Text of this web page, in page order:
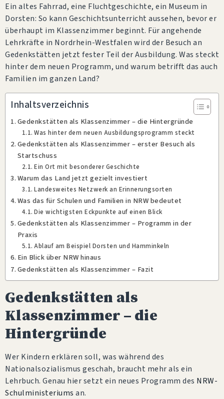
Ein altes Fahrrad, eine Fluchtgeschichte, ein Museum in
Dorsten: So kann Geschichtsunterricht aussehen, bevor er
überhaupt im Klassenzimmer beginnt. Für angehende
Lehrkräfte in Nordrhein-Westfalen wird der Besuch an
Gedenkstätten jetzt fester Teil der Ausbildung. Was steckt
hinter dem neuen Programm, und warum betrifft das auch
Familien im ganzen Land?
Inhaltsverzeichnis
Gedenkstätten als Klassenzimmer – die Hintergründe
Was hinter dem neuen Ausbildungsprogramm steckt
Gedenkstätten als Klassenzimmer – erster Besuch als
Startschuss
Ein Ort mit besonderer Geschichte
Warum das Land jetzt gezielt investiert
Landesweites Netzwerk an Erinnerungsorten
Was das für Schulen und Familien in NRW bedeutet
Die wichtigsten Eckpunkte auf einen Blick
Gedenkstätten als Klassenzimmer – Programm in der
Praxis
Ablauf am Beispiel Dorsten und Hamminkeln
Ein Blick über NRW hinaus
Gedenkstätten als Klassenzimmer – Fazit
Gedenkstätten als
Klassenzimmer – die
Hintergründe
Wer Kindern erklären soll, was während des
Nationalsozialismus geschah, braucht mehr als ein
Lehrbuch. Genau hier setzt ein neues Programm des NRW-
Schulministeriums an.